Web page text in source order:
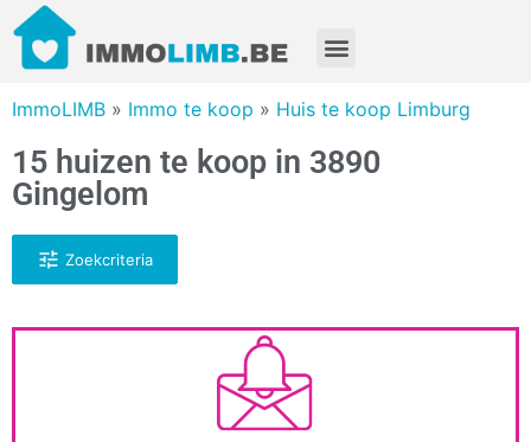
ImmoLIMB » Immo te koop » Huis te koop Limburg
15 huizen te koop in 3890
Gingelom
Zoekcriteria